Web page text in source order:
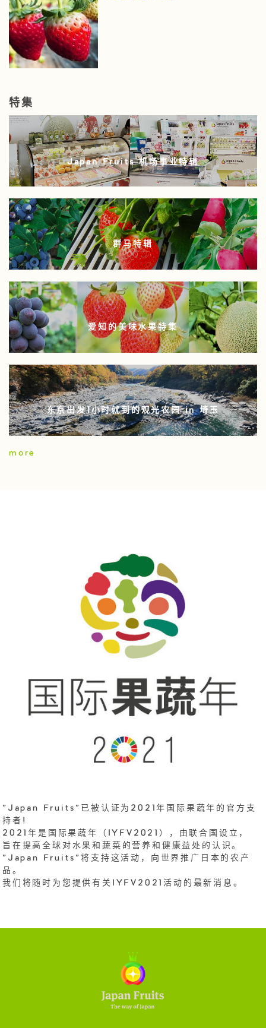
特集
Japan Fruits 机场事业特辑
群马特辑
爱知的美味水果特集
东京出发1小时就到的观光农园 in 埼玉
more
"Japan Fruits"已被认证为2021年国际果蔬年的官方支
持者!
2021年是国际果蔬年（IYFV2021），由联合国设立，
旨在提高全球对水果和蔬菜的营养和健康益处的认识。
"Japan Fruits"将支持这活动，向世界推广日本的农产
品。
我们将随时为您提供有关IYFV2021活动的最新消息。